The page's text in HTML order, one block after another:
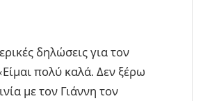
δηλώσεις για τον
πολύ καλά. Δεν ξέρω
με τον Γιάννη τον